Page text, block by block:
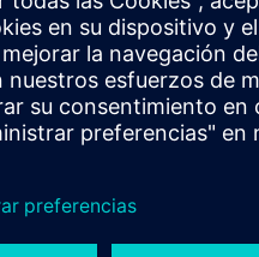
belirlenmiş, karmaşık STEP 7
bir donanım ve yazılım
olarak teşhis ve
okuyun ve bir HMI ünitesinde
pratik egzersizlerle içeriğin
derinleştirebilirsiniz. Bu,